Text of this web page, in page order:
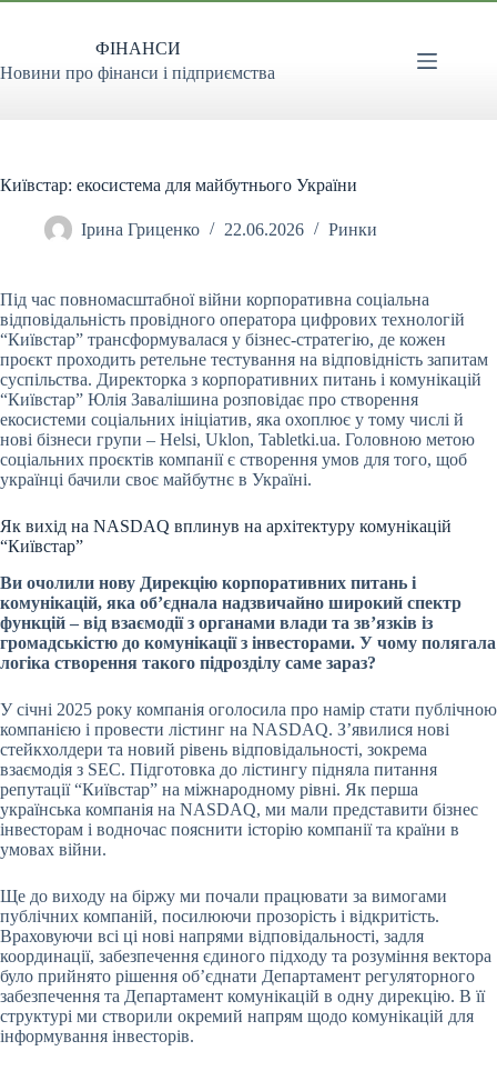
Перейти
ФІНАНСИ
Новини про фінанси і підприємства
Київстар: екосистема для майбутнього України
Ірина Гриценко 22.06.2026 Ринки
Під час повномасштабної війни корпоративна соціальна
відповідальність провідного оператора цифрових технологій
“Київстар” трансформувалася у бізнес-стратегію, де кожен
проєкт проходить ретельне тестування на відповідність запитам
суспільства. Директорка з корпоративних питань і комунікацій
“Київстар” Юлія Завалішина розповідає про створення
екосистеми соціальних ініціатив, яка охоплює у тому числі й
нові бізнеси групи – Helsi, Uklon, Tabletki.ua. Головною метою
соціальних проєктів компанії є створення умов для того, щоб
українці бачили своє майбутнє в Україні.
Як вихід на NASDAQ вплинув на архітектуру комунікацій
“Київстар”
Ви очолили нову Дирекцію корпоративних питань і
комунікацій, яка об’єднала надзвичайно широкий спектр
функцій – від взаємодії з органами влади та зв’язків із
громадськістю до комунікації з інвесторами. У чому полягала
логіка створення такого підрозділу саме зараз?
У січні 2025 року компанія оголосила про намір стати публічною
компанією і провести лістинг на NASDAQ. З’явилися нові
стейкхолдери та новий рівень відповідальності, зокрема
взаємодія з SEC. Підготовка до лістингу підняла питання
репутації “Київстар” на міжнародному рівні. Як перша
українська компанія на NASDAQ, ми мали представити бізнес
інвесторам і водночас пояснити історію компанії та країни в
умовах війни.
Ще до виходу на біржу ми почали працювати за вимогами
публічних компаній, посилюючи прозорість і відкритість.
Враховуючи всі ці нові напрями відповідальності, задля
координації, забезпечення єдиного підходу та розуміння вектора
було прийнято рішення об’єднати Департамент регуляторного
забезпечення та Департамент комунікацій в одну дирекцію. В її
структурі ми створили окремий напрям щодо комунікацій для
інформування інвесторів.